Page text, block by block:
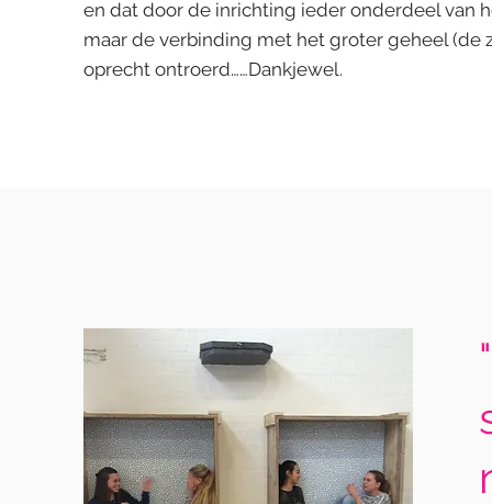
en dat door de inrichting ieder onderdeel van
maar de verbinding met het groter geheel (de
oprecht ontroerd……Dankjewel.